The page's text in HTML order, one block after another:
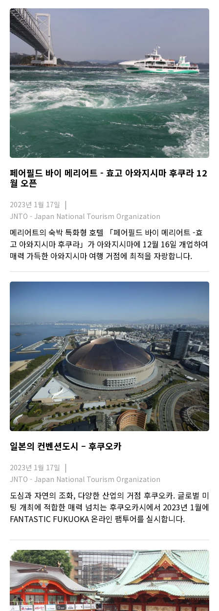
페어필드 바이 메리어트 - 효고 아와지시마 후쿠라 12
월 오픈
2023년 1월 17일
JNTO - Japan National Tourism Organization
메리어트의 숙박 특화형 호텔 「페어필드 바이 메리어트 -효
고 아와지시마 후쿠라」가 아와지시마에 12월 16일 개업하여
매력 가득한 아와지시마 여행 거점에 최적을 자랑합니다.
일본의 컨벤션도시 – 후쿠오카
2023년 1월 17일
JNTO - Japan National Tourism Organization
도심과 자연의 조화, 다양한 산업의 거점 후쿠오카. 글로벌 미
팅 개최에 적합한 매력 넘치는 후쿠오카시에서 2023년 1월에
FANTASTIC FUKUOKA 온라인 팸투어를 실시합니다.